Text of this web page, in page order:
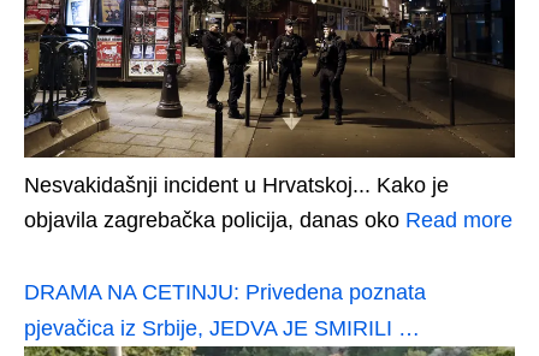
Nesvakidašnji incident u Hrvatskoj... Kako je
objavila zagrebačka policija, danas oko Read more
DRAMA NA CETINJU: Privedena poznata
pjevačica iz Srbije, JEDVA JE SMIRILI …